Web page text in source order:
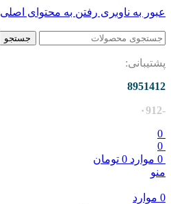
عبور به ناوبری رفتن به محتوای اصلی
جستجو
پشتیبانی:
8951412
-۰912
0
0
0 موارد 0 تومان
منو
0 موارد